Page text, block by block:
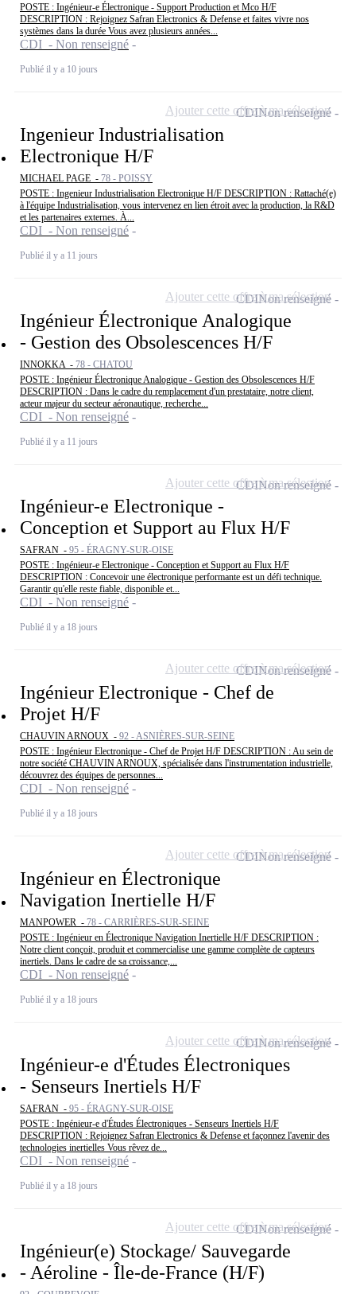
POSTE : Ingénieur-e Électronique - Support Production et Mco H/F
DESCRIPTION : Rejoignez Safran Electronics & Defense et faites vivre nos
systèmes dans la durée Vous avez plusieurs années...
CDI - Non renseigné
Publié il y a 10 jours
Ingenieur Industrialisation
Electronique H/F
MICHAEL PAGE - 78 - POISSY
POSTE : Ingenieur Industrialisation Electronique H/F DESCRIPTION : Rattaché(e)
à l'équipe Industrialisation, vous intervenez en lien étroit avec la production, la R&D
et les partenaires externes. À...
CDI - Non renseigné
Publié il y a 11 jours
CDINon renseigné
Ajouter cette offre à ma sélection
Ingénieur Électronique Analogique
- Gestion des Obsolescences H/F
INNOKKA - 78 - CHATOU
POSTE : Ingénieur Électronique Analogique - Gestion des Obsolescences H/F
DESCRIPTION : Dans le cadre du remplacement d'un prestataire, notre client,
acteur majeur du secteur aéronautique, recherche...
CDI - Non renseigné
Publié il y a 11 jours
CDINon renseigné
Ajouter cette offre à ma sélection
Ingénieur-e Electronique -
Conception et Support au Flux H/F
SAFRAN - 95 - ÉRAGNY-SUR-OISE
POSTE : Ingénieur-e Electronique - Conception et Support au Flux H/F
DESCRIPTION : Concevoir une électronique performante est un défi technique.
Garantir qu'elle reste fiable, disponible et...
CDI - Non renseigné
Publié il y a 18 jours
CDINon renseigné
Ajouter cette offre à ma sélection
Ingénieur Electronique - Chef de
Projet H/F
CHAUVIN ARNOUX - 92 - ASNIÈRES-SUR-SEINE
POSTE : Ingénieur Electronique - Chef de Projet H/F DESCRIPTION : Au sein de
notre société CHAUVIN ARNOUX, spécialisée dans l'instrumentation industrielle,
découvrez des équipes de personnes...
CDI - Non renseigné
Publié il y a 18 jours
CDINon renseigné
Ajouter cette offre à ma sélection
Ingénieur en Électronique
Navigation Inertielle H/F
MANPOWER - 78 - CARRIÈRES-SUR-SEINE
POSTE : Ingénieur en Électronique Navigation Inertielle H/F DESCRIPTION :
Notre client conçoit, produit et commercialise une gamme complète de capteurs
inertiels. Dans le cadre de sa croissance,...
CDI - Non renseigné
Publié il y a 18 jours
CDINon renseigné
Ajouter cette offre à ma sélection
Ingénieur-e d'Études Électroniques
- Senseurs Inertiels H/F
SAFRAN - 95 - ÉRAGNY-SUR-OISE
POSTE : Ingénieur-e d'Études Électroniques - Senseurs Inertiels H/F
DESCRIPTION : Rejoignez Safran Electronics & Defense et façonnez l'avenir des
technologies inertielles Vous rêvez de...
CDI - Non renseigné
Publié il y a 18 jours
CDINon renseigné
Ajouter cette offre à ma sélection
Ingénieur(e) Stockage/ Sauvegarde
- Aéroline - Île-de-France (H/F)
CDINon renseigné
Ajouter cette offre à ma sélection